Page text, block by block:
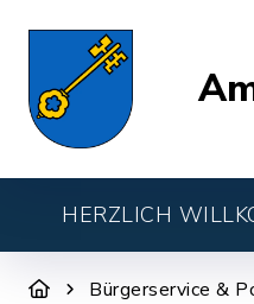
HERZLICH
Bürgerservice &